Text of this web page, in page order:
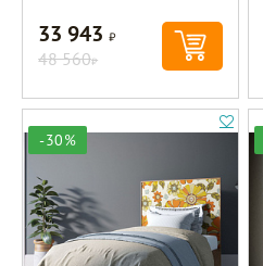
33 943Р
48 560Р
-30%